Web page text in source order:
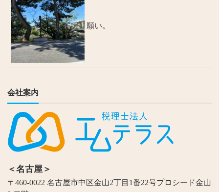
願い。
会社案内
＜名古屋＞
〒460-0022 名古屋市中区金山2丁目1番22号プロシード金山